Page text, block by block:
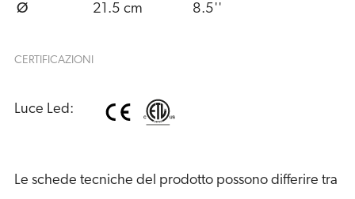
Ø 21.5 cm 8.5''
CERTIFICAZIONI
Luce Led:
Le schede tecniche del prodotto possono differire tra